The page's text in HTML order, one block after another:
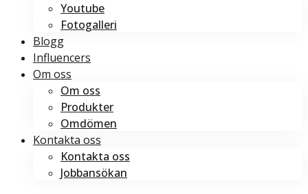
Youtube
Fotogalleri
Blogg
Influencers
Om oss
Om oss
Produkter
Omdömen
Kontakta oss
Kontakta oss
Jobbansökan